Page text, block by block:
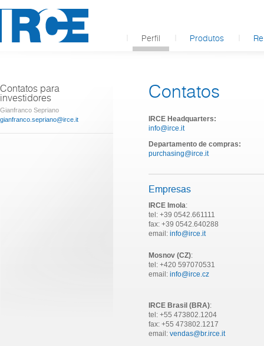
Perfil Produtos
Contatos para
investidores
Gianfranco Sepriano
gianfranco.sepriano@irce.it
Contatos
IRCE Headquarters:
info@irce.it
Departamento de compras:
purchasing@irce.it
Empresas
IRCE Imola:
tel: +39 0542.661111
fax: +39 0542.640288
email: info@irce.it
Mosnov (CZ):
tel: +420 597070531
email: info@irce.cz
IRCE Brasil (BRA):
tel: +55 473802.1204
fax: +55 473802.1217
email: vendas@br.irce.it